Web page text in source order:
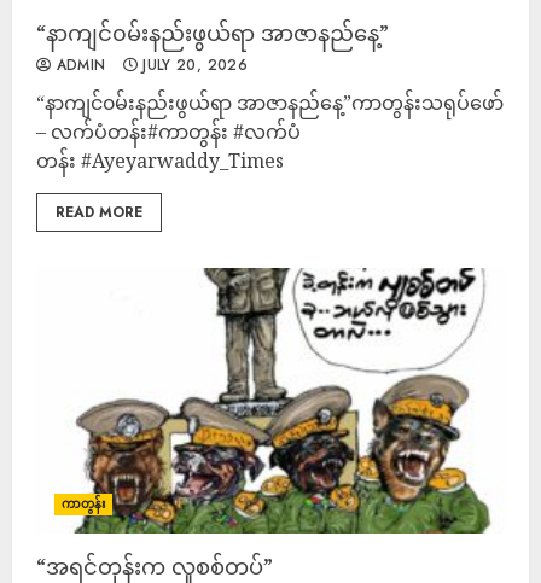
“နာကျင်၀မ်းနည်းဖွယ်ရာ အာဇာနည်နေ့”
ADMIN JULY 20, 2026
“နာကျင်၀မ်းနည်းဖွယ်ရာ အာဇာနည်နေ့”ကာတွန်းသရုပ်ဖော်
– လက်ပံတန်း#ကာတွန်း #လက်ပံ
တန်း #Ayeyarwaddy_Times
READ MORE
ကာတွန်း
“အရင်တုန်းက လူစစ်တပ်”